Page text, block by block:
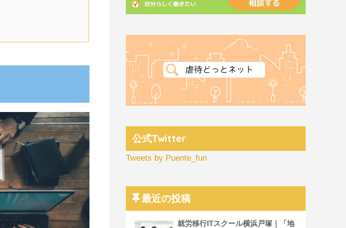
公式Twitter
Tweets by Puente_fun
最近の投稿
就労移行ITスクール横浜戸塚｜「地